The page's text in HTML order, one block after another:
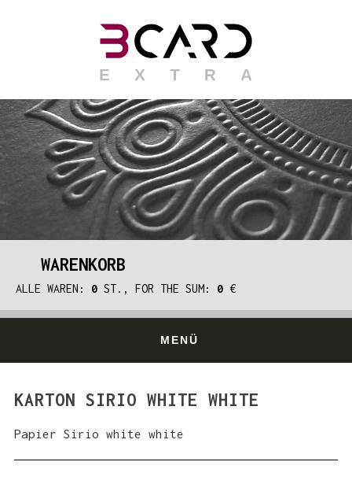
WARENKORB
ALLE WAREN: 0 ST., FOR THE SUM: 0 €
MENÜ
KARTON SIRIO WHITE WHITE
Papier Sirio white white